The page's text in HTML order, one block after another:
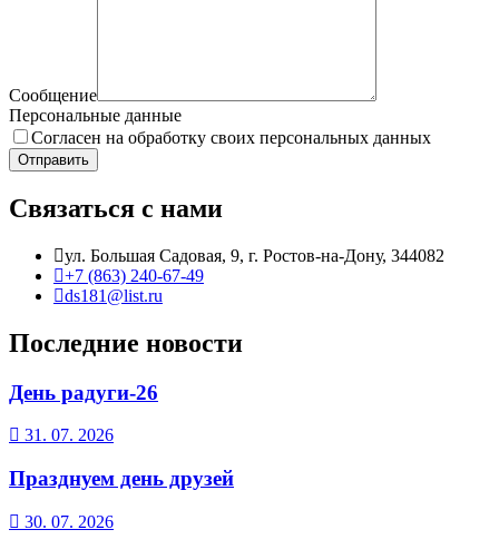
Сообщение
Персональные данные
Согласен на обработку своих персональных данных
Отправить
Связаться с нами
ул. Большая Садовая, 9, г. Ростов-на-Дону, 344082
+7 (863) 240-67-49
ds181@list.ru
Последние новости
День радуги-26
31. 07. 2026
Празднуем день друзей
30. 07. 2026